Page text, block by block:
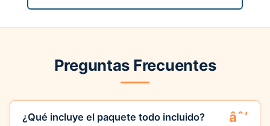
Preguntas Frecuentes
¿Qué incluye el paquete todo incluido?